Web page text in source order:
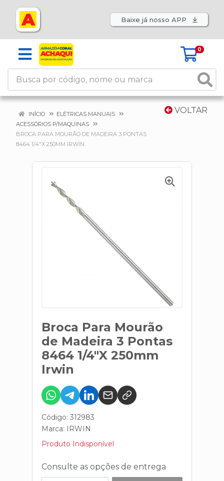
Baixe já nosso APP
0
VOLTAR
INÍCIO
ELÉTRICAS MANUAIS
ACESSÓRIOS P/MAQUINAS
BROCA PARA MOURÃO DE MADEIRA 3 PONTAS
8464 1/4"X 250MM IRWIN
Broca Para Mourão
de Madeira 3 Pontas
8464 1/4"X 250mm
Irwin
Código: 312983
Marca: IRWIN
Produto Indisponível
Consulte as opções de entrega